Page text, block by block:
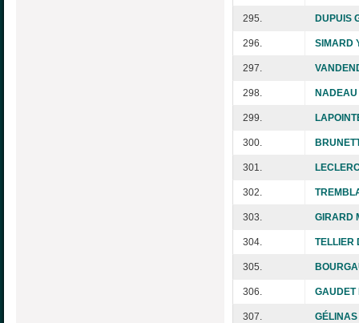
295. DUPUIS
296. SIMARD
297.
298.
299.
300.
301.
302.
303. GIRARD
304. TELLIER
305.
306.
307.